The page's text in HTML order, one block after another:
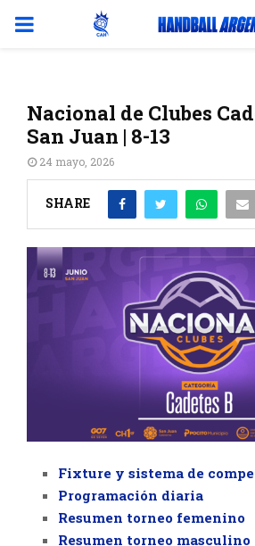
PRIMARY
Nacional de Clubes
San Juan | 8-13
24 mayo, 2026
SHARE
Fixture y sistema de
Programación diaria
Resumen torneo femenino
Resumen torneo masculino